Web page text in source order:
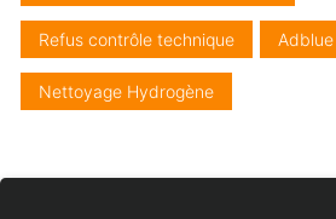
Refus contrôle technique Adblue
Nettoyage Hydrogène